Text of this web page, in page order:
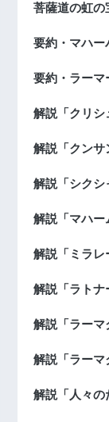
菩薩道の虹の
要約・マハー
要約・ラーマ
解説「クリシ
解説「クンサ
解説「シクシ
解説「マハー
解説「ミラレ
解説「ラトナ
解説「ラーマ
解説「ラーマ
解説「人々の